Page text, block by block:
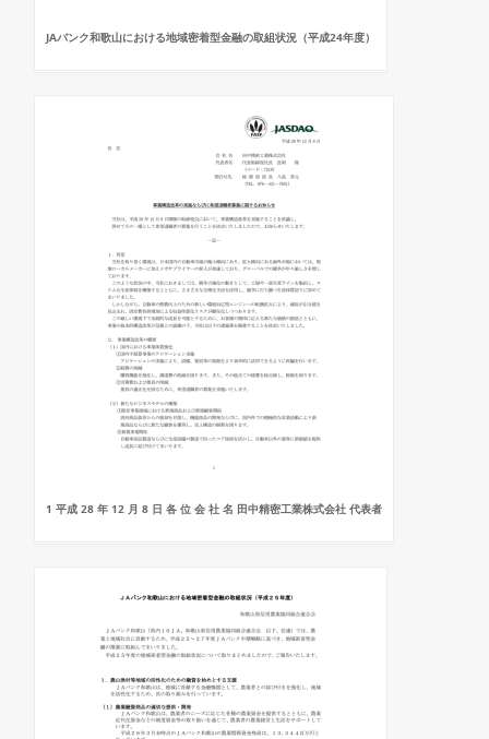
JAバンク和歌山における地域密着型金融の取組状況（平成24年度）
1 平成 28 年 12 月 8 日 各 位 会 社 名 田中精密工業株式会社 代表者